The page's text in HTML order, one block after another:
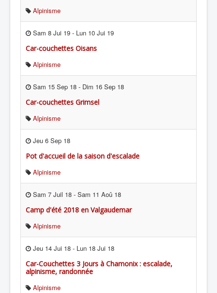
Alpinisme
Sam 8 Jui 19 - Lun 10 Jui 19
Car-couchettes Oisans
Alpinisme
Sam 15 Sep 18 - Dim 16 Sep 18
Car-couchettes Grimsel
Alpinisme
Jeu 6 Sep 18
Pot d'accueil de la saison d'escalade
Alpinisme
Sam 7 Juil 18 - Sam 11 Aoû 18
Camp d'été 2018 en Valgaudemar
Alpinisme
Jeu 14 Jui 18 - Lun 18 Jui 18
Car-Couchettes 3 Jours à Chamonix : escalade,
alpinisme, randonnée
Alpinisme